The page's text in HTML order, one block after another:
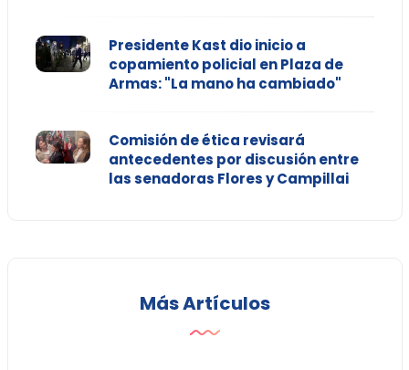
Presidente Kast dio inicio a
copamiento policial en Plaza de
Armas: "La mano ha cambiado"
Comisión de ética revisará
antecedentes por discusión entre
las senadoras Flores y Campillai
Más Artículos